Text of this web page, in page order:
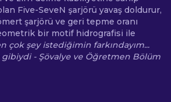
Five-SeveN şarjörü yavaş doldurur,
şarjörü ve geri tepme oranı
bir motif hidrografisi ile
çok şey istediğimin farkındayım...
- Şövalye ve Öğretmen Bölüm